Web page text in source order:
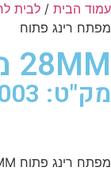
עמוד הבית / לבית
מפתח רינג פתוח
28MM מפתח רינג פתוח
מק"ט: 4403003
מפתח רינג פתוח 28MM